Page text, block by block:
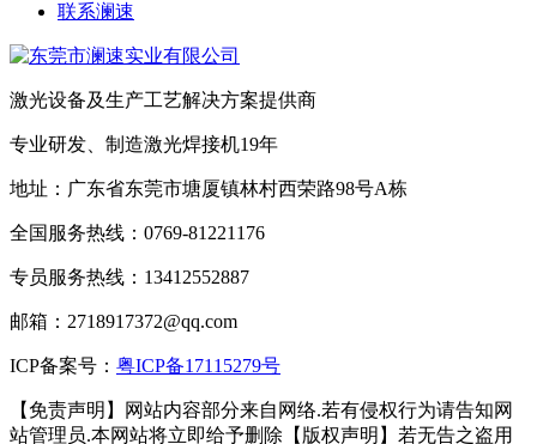
联系澜速
激光设备及生产工艺解决方案提供商
专业研发、制造激光焊接机19年
地址：广东省东莞市塘厦镇林村西荣路98号A栋
全国服务热线：0769-81221176
专员服务热线：13412552887
邮箱：2718917372@qq.com
ICP备案号： 粤ICP备17115279号
【免责声明】网站内容部分来自网络.若有侵权行为请告知网
站管理员.本网站将立即给予删除【版权声明】若无告之盗用